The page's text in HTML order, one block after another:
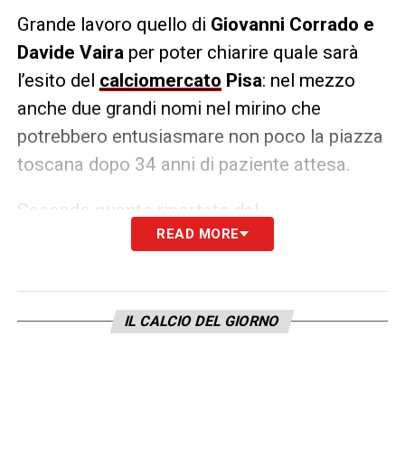
Grande lavoro quello di Giovanni Corrado e
Davide Vaira per poter chiarire quale sarà
l’esito del calciomercato Pisa: nel mezzo
anche due grandi nomi nel mirino che
potrebbero entusiasmare non poco la piazza
toscana dopo 34 anni di paziente attesa.
Secondo quanto riportato dal
SportQuotidiano.net, ci sono due nomi nel
Zerbin, ala 26enne di proprietà del Napolie
l’attaccante ex Verona Simeone. Ora non
READ MORE
IL CALCIO DEL GIORNO